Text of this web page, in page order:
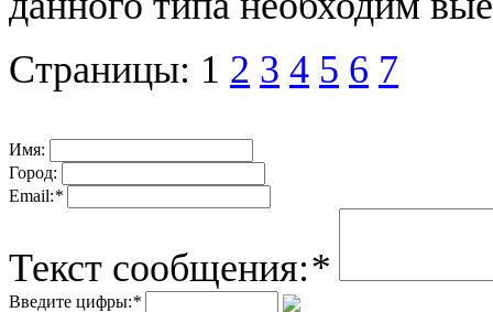
Страницы: 1 2 3 4 5 6 7
Имя:
Город:
Email:*
Текст сообщения:*
Введите цифры:*